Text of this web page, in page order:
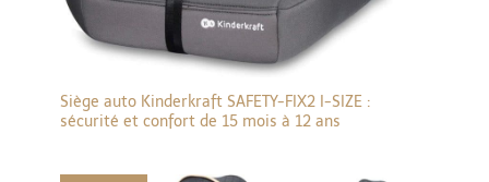
Siège auto Kinderkraft SAFETY-FIX2 I-SIZE :
sécurité et confort de 15 mois à 12 ans